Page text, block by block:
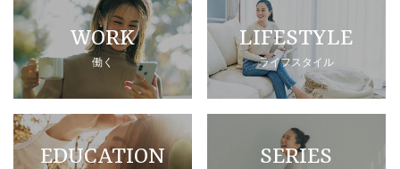
WORK
働く
LIFESTYLE
ライフスタイル
EDUCATION SERIES